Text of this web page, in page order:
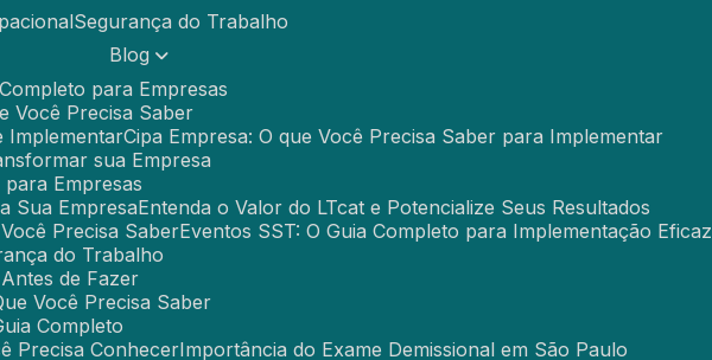
Segurança do Trabalho
Blog
para Empresas
Você Precisa Saber
Implementar Cipa Empresa: O que Você Precisa Saber para Implementar
sua Empresa
para Empresas
Sua Empresa Entenda o Valor do LTcat e Potencialize Seus Resultados
Precisa Saber Eventos SST: O Guia Completo para Implementação Eficaz
do Trabalho
de Fazer
Você Precisa Saber
Completo
Precisa Conhecer Importância do Exame Demissional em São Paulo